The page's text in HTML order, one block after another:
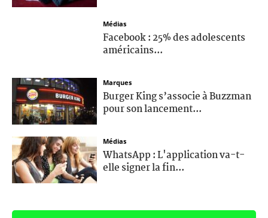
Médias
Facebook : 25% des adolescents
américains...
Marques
Burger King s’associe à Buzzman
pour son lancement...
Médias
WhatsApp : L'application va-t-
elle signer la fin...